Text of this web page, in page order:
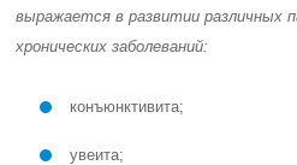
выражается в развитии различных
хронических заболеваний:
конъюнктивита;
увеита;